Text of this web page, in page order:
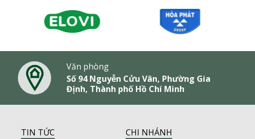
Văn phòng
Số 94 Nguyễn Cửu Vân, Phường Gia
Định, Thành phố Hồ Chí Minh
TIN TỨC CHI NHÁNH